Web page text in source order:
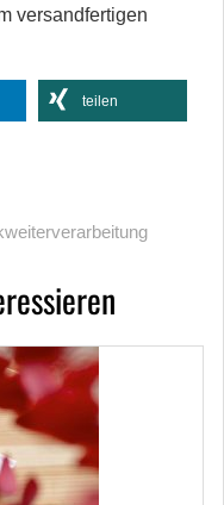
versandfertigen
teilen